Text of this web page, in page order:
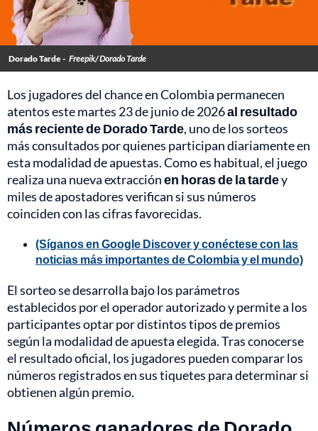
Dorado Tarde - Freepik/ Dorado Tarde
Los jugadores del chance en Colombia permanecen
atentos este martes 23 de junio de 2026al resultado
más reciente de Dorado Tarde, uno de los sorteos
más consultados por quienes participan diariamente en
esta modalidad de apuestas. Como es habitual, el juego
realiza una nueva extracciónen horas de la tardey
miles de apostadores verifican si sus números
coinciden con las cifras favorecidas.
(Síganos en Google Discover y conéctese con las
noticias más importantes de Colombia y el mundo)
El sorteo se desarrolla bajo los parámetros
establecidos por el operador autorizado y permite a los
participantes optar por distintos tipos de premios
según la modalidad de apuesta elegida. Tras conocerse
el resultado oficial, los jugadores pueden comparar los
números registrados en sus tiquetes para determinar si
obtienen algún premio.